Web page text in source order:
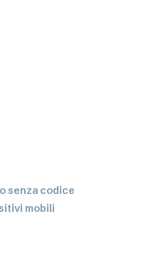
senza codice
mobili